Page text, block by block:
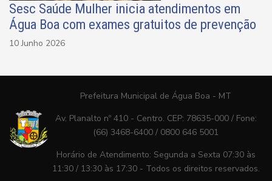
Sesc Saúde Mulher inicia atendimentos em
Água Boa com exames gratuitos de prevenção
10 Junho 2026
Prefeitura Municipal de Água Boa - MT
Av. Planalto nº 410 - Centro. CEP: 78635-000 / Fone:
(66) 3468-6400 / 0800 646 5001
Horário de Atendimento: Segunda a Sexta 07:30 às
11:30 / 13:30 às 17:30 - Todos os direitos reservados.